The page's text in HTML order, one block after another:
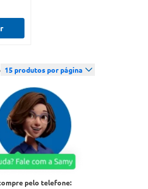
15 produtos por página
pelo telefone: